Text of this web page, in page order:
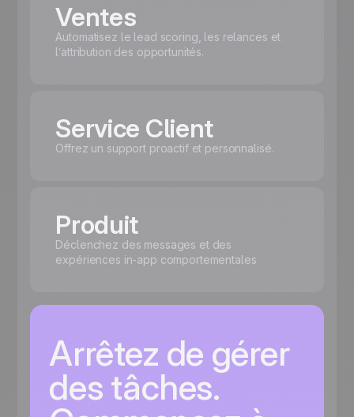
Ventes
Automatisez le lead scoring, les relances et
l’attribution des opportunités.
Service Client
Offrez un support proactif et personnalisé.
Produit
Déclenchez des messages et des
expériences in-app comportementales
Arrêtez de gérer
des tâches.